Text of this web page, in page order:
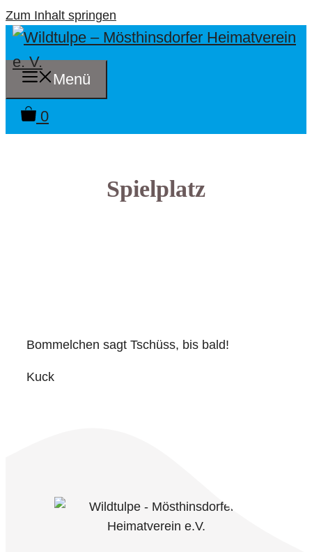
Zum Inhalt springen
Menü
0
Spielplatz
Bommelchen sagt Tschüss, bis bald!
Kuck